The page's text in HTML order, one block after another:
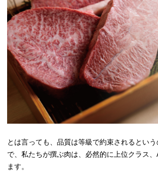
とは言っても、品質は等級で約束されるとい
で、私たちが撰ぶ肉は、必然的に上位クラス
ます。